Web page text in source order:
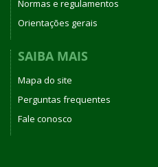
Normas e regulamentos
Orientações gerais
SAIBA MAIS
Mapa do site
Perguntas frequentes
Fale conosco